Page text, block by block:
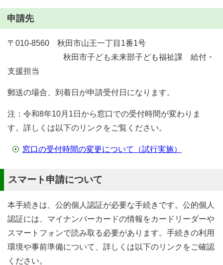
申請先
〒010-8560 秋田市山王一丁目1番1号
秋田市子ども未来部子ども福祉課 給付・
支援担当
郵送の場合、到着日が申請受付日になります。
注：令和8年10月1日から窓口での受付時間が変わりま
す。詳しくは以下のリンクをご覧ください。
窓口の受付時間の変更について（試行実施）
スマート申請について
本手続きは、公的個人認証が必要な手続きです。公的個人
認証には、マイナンバーカードの情報をカードリーダーや
スマートフォンで読み取る必要があります。手続きの利用
環境や事前準備について、詳しくは以下のリンクをご確認
ください。